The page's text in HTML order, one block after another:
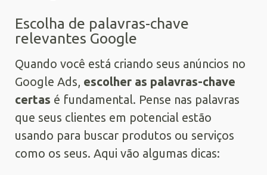
Escolha de palavras-chave
relevantes Google
Quando você está criando seus anúncios no
Google Ads, escolher as palavras-chave
certas é fundamental. Pense nas palavras
que seus clientes em potencial estão
usando para buscar produtos ou serviços
como os seus. Aqui vão algumas dicas: